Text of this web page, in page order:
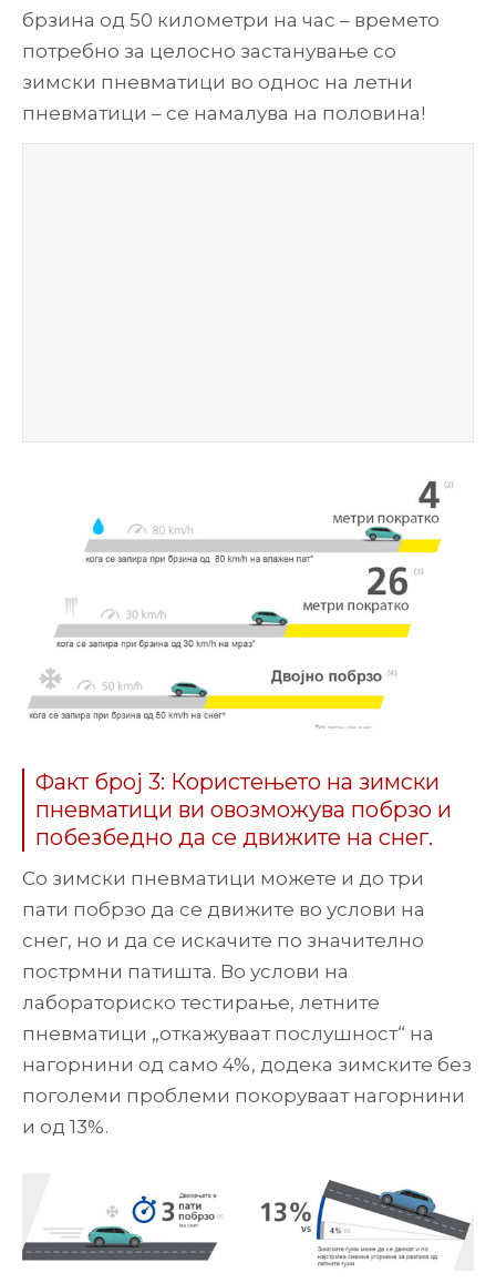
брзина од 50 километри на час – времето
потребно за целосно застанување со
зимски пневматици во однос на летни
пневматици – се намалува на половина!
Факт број 3: Користењето на зимски
пневматици ви овозможува побрзо и
побезбедно да се движите на снег.
Со зимски пневматици можете и до три
пати побрзо да се движите во услови на
снег, но и да се искачите по значително
пострмни патишта. Во услови на
лабораториско тестирање, летните
пневматици „откажуваат послушност“ на
нагорнини од само 4%, додека зимските без
поголеми проблеми покоруваат нагорнини
и од 13%.